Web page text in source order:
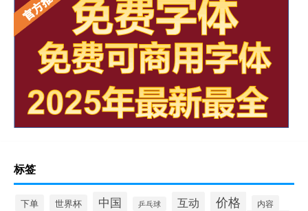
标签
下单 世界杯 中国 乒乓球 互动 价格 内容